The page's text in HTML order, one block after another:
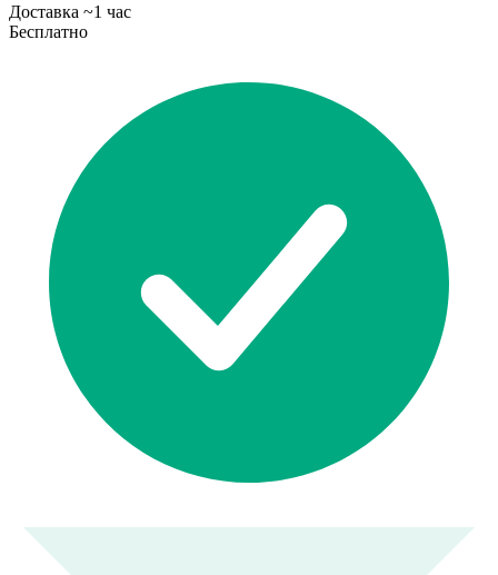
Доставка ~1 час
Бесплатно